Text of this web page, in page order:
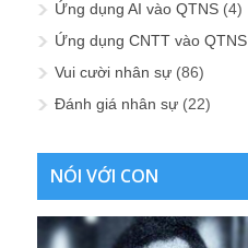
Ứng dụng AI vào QTNS (4)
Ứng dụng CNTT vào QTNS
Vui cười nhân sự (86)
Đánh giá nhân sự (22)
NÓI VỚI CON